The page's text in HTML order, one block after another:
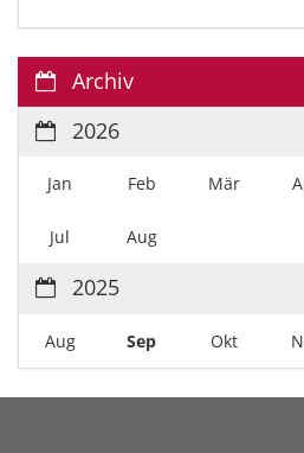
Archiv
2026
Jan Feb Mär
Jul Aug
2025
Aug Sep Okt